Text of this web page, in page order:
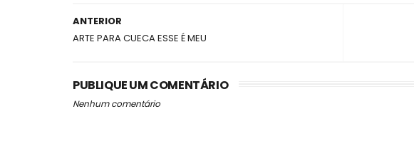
ANTERIOR
ARTE PARA CUECA ESSE É MEU
PUBLIQUE UM COMENTÁRIO
Nenhum comentário